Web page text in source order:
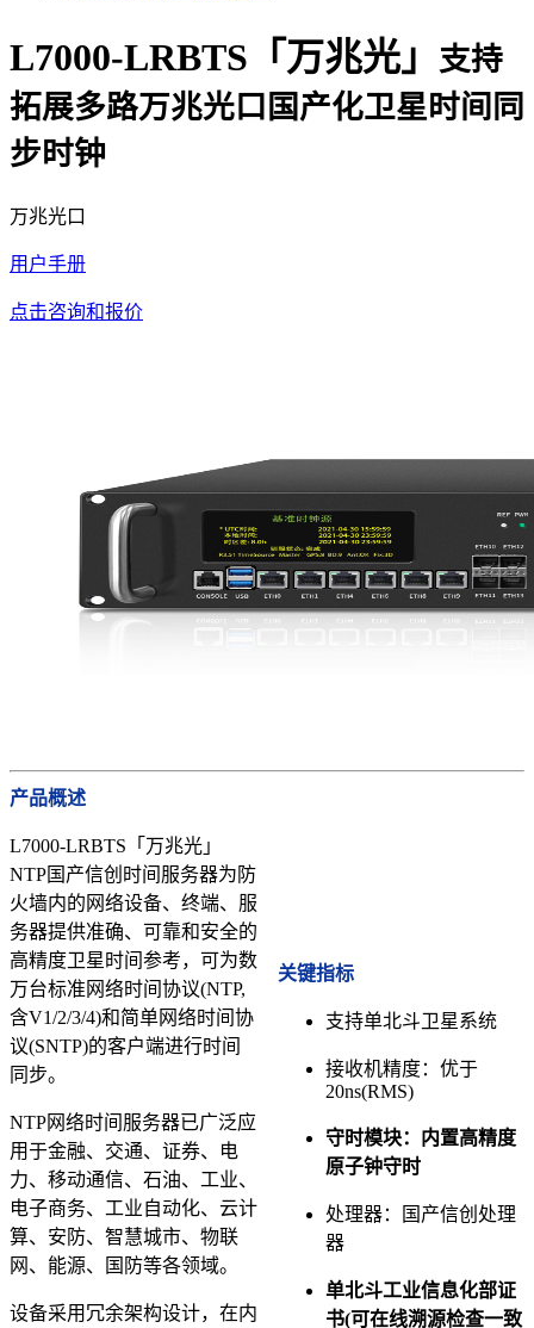
L7000-LRBTS「万兆光」 支持
拓展多路万兆光口国产化卫星时间同
步时钟
万兆光口
用户手册
点击咨询和报价
产品概述
L7000-LRBTS「万兆光」
NTP国产信创时间服务器为防
火墙内的网络设备、终端、服
务器提供准确、可靠和安全的
高精度卫星时间参考，可为数
万台标准网络时间协议(NTP,
含V1/2/3/4)和简单网络时间协
议(SNTP)的客户端进行时间
同步。
NTP网络时间服务器已广泛应
用于金融、交通、证券、电
力、移动通信、石油、工业、
电子商务、工业自动化、云计
算、安防、智慧城市、物联
网、能源、国防等各领域。
设备采用冗余架构设计，在内
关键指标
支持单北斗卫星系统
接收机精度：优于
20ns(RMS)
守时模块：内置高精度
原子钟守时
处理器：国产信创处理
器
单北斗工业信息化部证
书(可在线溯源检查一致